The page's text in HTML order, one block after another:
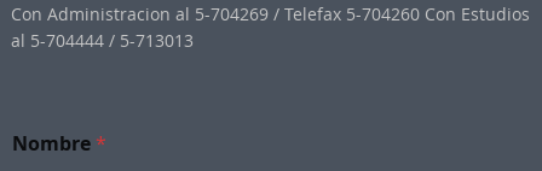
Con Administracion al 5-704269 / Telefax 5-704260 Con Estudios
al 5-704444 / 5-713013
o
Nombre*